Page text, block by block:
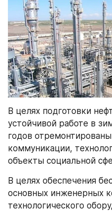
В целях подготовки
устойчивой работе в
годов
коммуникации,
объекты социальной
В целях обеспечения
основных инженерных
технологического